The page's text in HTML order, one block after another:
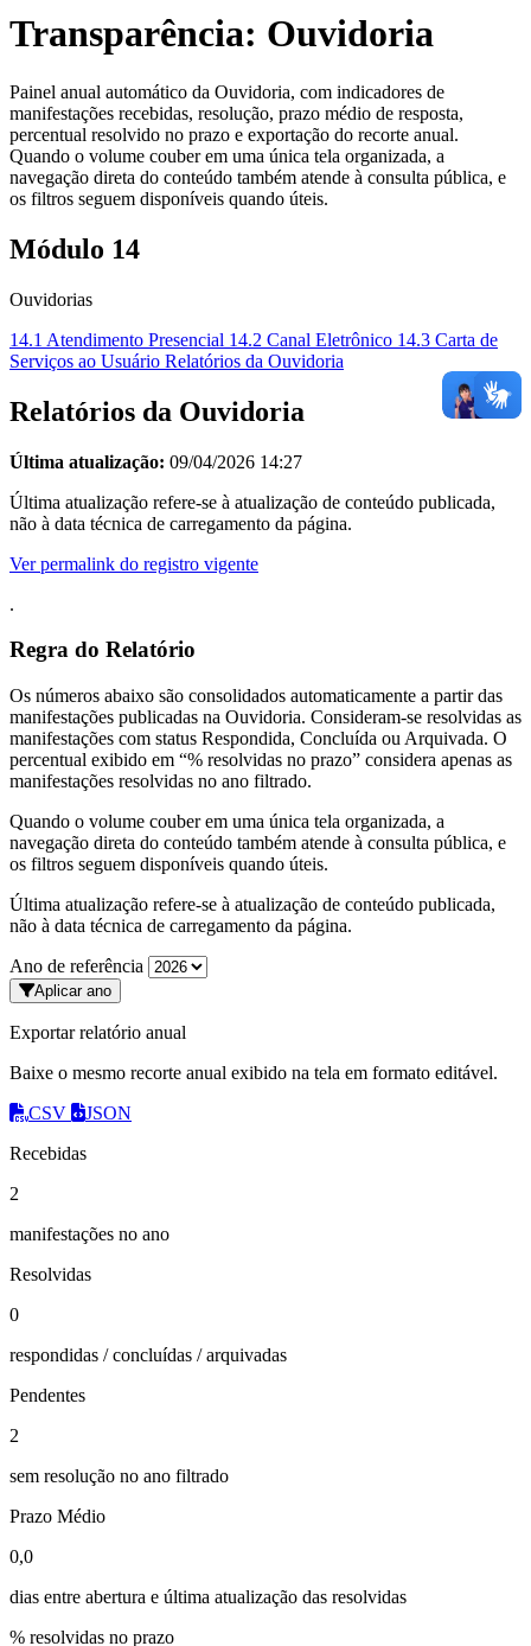
Transparência: Ouvidoria
Painel anual automático da Ouvidoria, com indicadores de
manifestações recebidas, resolução, prazo médio de resposta,
percentual resolvido no prazo e exportação do recorte anual.
Quando o volume couber em uma única tela organizada, a
navegação direta do conteúdo também atende à consulta pública, e
os filtros seguem disponíveis quando úteis.
Módulo 14
Ouvidorias
14.1 Atendimento Presencial 14.2 Canal Eletrônico 14.3 Carta de
Serviços ao Usuário Relatórios da Ouvidoria
Relatórios da Ouvidoria
Última atualização: 09/04/2026 14:27
Última atualização refere-se à atualização de conteúdo publicada,
não à data técnica de carregamento da página.
Ver permalink do registro vigente
.
Regra do Relatório
Os números abaixo são consolidados automaticamente a partir das
manifestações publicadas na Ouvidoria. Consideram-se resolvidas as
manifestações com status Respondida, Concluída ou Arquivada. O
percentual exibido em “% resolvidas no prazo” considera apenas as
manifestações resolvidas no ano filtrado.
Quando o volume couber em uma única tela organizada, a
navegação direta do conteúdo também atende à consulta pública, e
os filtros seguem disponíveis quando úteis.
Última atualização refere-se à atualização de conteúdo publicada,
não à data técnica de carregamento da página.
Ano de referência
Aplicar ano
Exportar relatório anual
Baixe o mesmo recorte anual exibido na tela em formato editável.
CSV
JSON
Recebidas
2
manifestações no ano
Resolvidas
0
respondidas / concluídas / arquivadas
Pendentes
2
sem resolução no ano filtrado
Prazo Médio
0,0
dias entre abertura e última atualização das resolvidas
% resolvidas no prazo